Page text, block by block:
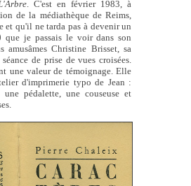
. C'est en février 1983, à
de la médiathèque de Reims,
et qu'il ne tarda pas à devenir un
je passais le voir dans son
Christine Brisset, sa
de prise de vues croisées.
une valeur de témoignage. Elle
d'imprimerie typo de Jean :
pédalette, une couseuse et